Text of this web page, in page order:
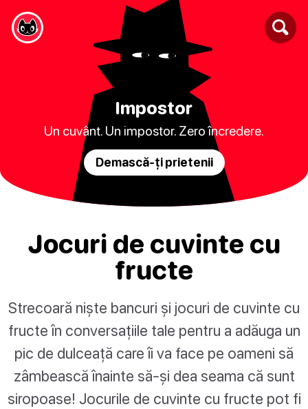
Impostor
Un cuvânt. Un impostor. Zero încredere.
Demască-ți prietenii
Jocuri de cuvinte cu
fructe
Strecoară niște bancuri și jocuri de cuvinte cu
fructe în conversațiile tale pentru a adăuga un
pic de dulceață care îi va face pe oameni să
zâmbească înainte să-și dea seama că sunt
siropoase! Jocurile de cuvinte cu fructe pot fi